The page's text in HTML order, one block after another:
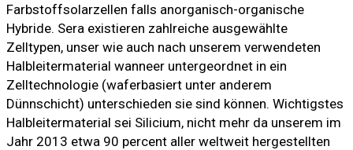
Farbstoffsolarzellen falls anorganisch-organische
Hybride. Sera existieren zahlreiche ausgewählte
Zelltypen, unser wie auch nach unserem verwendeten
Halbleitermaterial wanneer untergeordnet in ein
Zelltechnologie (waferbasiert unter anderem
Dünnschicht) unterschieden sie sind können. Wichtigstes
Halbleitermaterial sei Silicium, nicht mehr da unserem im
Jahr 2013 etwa 90 percent aller weltweit hergestellten